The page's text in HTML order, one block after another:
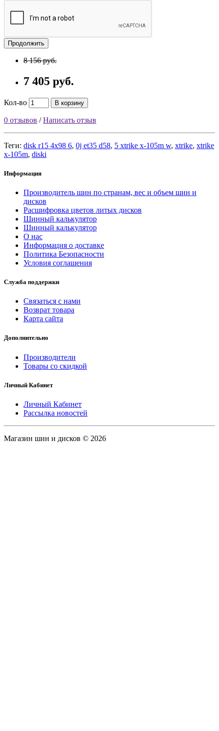
Продолжить
8 156 руб.
7 405 руб.
Кол-во В корзину
0 отзывов /Написать отзыв
Теги: disk r15 4x98 6, 0j et35 d58, 5 xtrike x-105m w, xtrike, xtrike
x-105m, diski
Информация
Производитель шин по странам, вес и объем шин и
дисков
Расшифровка цветов литых дисков
Шинный калькулятор
Шинный калькулятор
О нас
Информация о доставке
Политика Безопасности
Условия соглашения
Служба поддержки
Связаться с нами
Возврат товара
Карта сайта
Дополнительно
Производители
Товары со скидкой
Личный Кабинет
Личный Кабинет
Рассылка новостей
Магазин шин и дисков © 2026